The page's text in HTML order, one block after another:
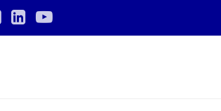
TwitterLinkedIn
Youtube